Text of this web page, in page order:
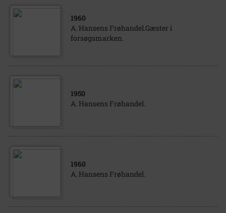
1960
A. Hansens Frøhandel.Gæster i
forsøgsmarken.
1950
A. Hansens Frøhandel.
1960
A. Hansens Frøhandel.